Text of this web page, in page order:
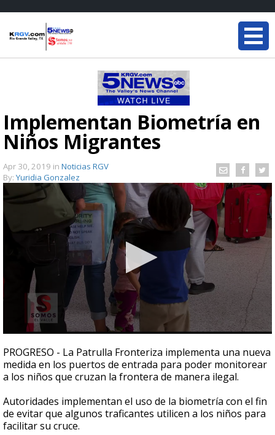
Implementan Biometría en
Niños Migrantes
Apr 30, 2019 in Noticias RGV
By: Yuridia Gonzalez
seconds
of
2
minutes,
seconds
PROGRESO - La Patrulla Fronteriza implementa una nueva
medida en los puertos de entrada para poder monitorear
a los niños que cruzan la frontera de manera ilegal.
Autoridades implementan el uso de la biometría con el fin
de evitar que algunos traficantes utilicen a los niños para
facilitar su cruce.